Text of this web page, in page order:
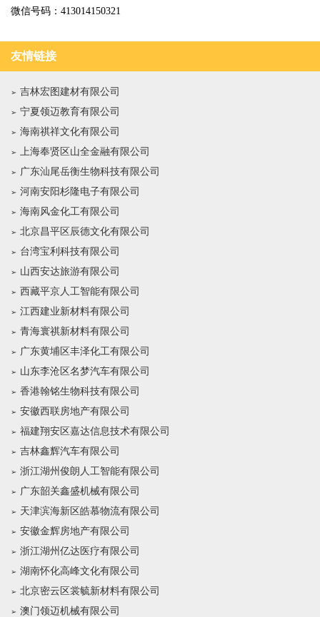
微信号码：413014150321
友情链接
吉林宏图建材有限公司
宁夏领迈教育有限公司
海南祺祥文化有限公司
上海奉贤区山全金融有限公司
广东汕尾岳衡生物科技有限公司
河南安阳杉隆电子有限公司
海南风金化工有限公司
北京昌平区辰德文化有限公司
台湾宝利科技有限公司
山西安达旅游有限公司
西藏平京人工智能有限公司
江西建业新材料有限公司
青海寰祺新材料有限公司
广东黄埔区丰泽化工有限公司
山东李沧区名梦汽车有限公司
香港翰铭生物科技有限公司
安徽西联房地产有限公司
福建翔安区嘉达信息技术有限公司
吉林鑫辉汽车有限公司
浙江湖州俊朗人工智能有限公司
广东韶关鑫盛机械有限公司
天津滨海新区皓慕物流有限公司
安徽金辉房地产有限公司
浙江湖州亿达医疗有限公司
湖南怀化高峰文化有限公司
北京密云区裳毓新材料有限公司
澳门领迈机械有限公司